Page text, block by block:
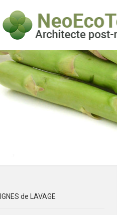
LIGNES de LAVAGE